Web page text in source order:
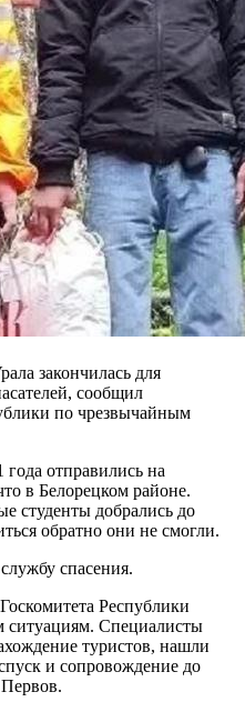
закончилась для
сообщил
по чрезвычайным
отправились на
в Белорецком районе.
студенты добрались до
обратно они не смогли.
спасения.
Республики
ситуациям. Специалисты
туристов, нашли
и сопровождение до